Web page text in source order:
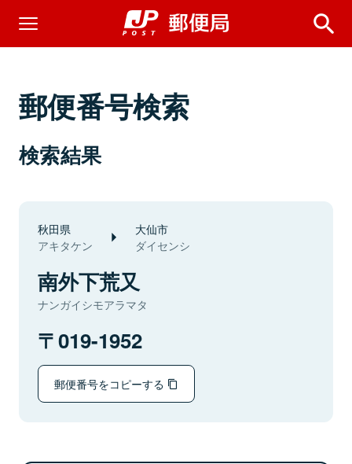
郵便番号検索
検索結果
秋田県
アキタケン
大仙市
ダイセンシ
南外下荒又
ナンガイシモアラマタ
019-1952
郵便番号をコピーする